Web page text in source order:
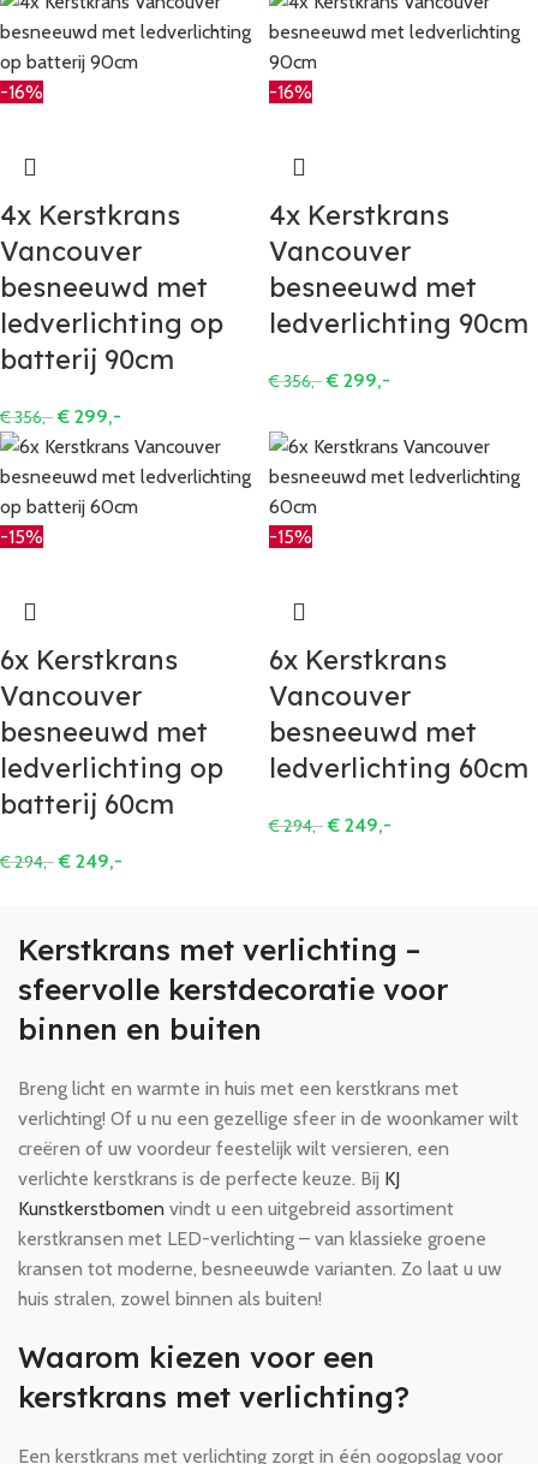
-16%
4x Kerstkrans
Vancouver
besneeuwd met
ledverlichting op
batterij 90cm
€356,- € 299,-
-16%
4x Kerstkrans
Vancouver
besneeuwd met
ledverlichting 90cm
€356,- € 299,-
-15%
6x Kerstkrans
Vancouver
besneeuwd met
ledverlichting op
batterij 60cm
€294,- € 249,-
-15%
6x Kerstkrans
Vancouver
besneeuwd met
ledverlichting 60cm
€294,- € 249,-
Kerstkrans met verlichting –
sfeervolle kerstdecoratie voor
binnen en buiten
Breng licht en warmte in huis met een kerstkrans met
verlichting! Of u nu een gezellige sfeer in de woonkamer wilt
creëren of uw voordeur feestelijk wilt versieren, een
verlichte kerstkrans is de perfecte keuze. Bij KJ
Kunstkerstbomen vindt u een uitgebreid assortiment
kerstkransen met LED-verlichting – van klassieke groene
kransen tot moderne, besneeuwde varianten. Zo laat u uw
huis stralen, zowel binnen als buiten!
Waarom kiezen voor een
kerstkrans met verlichting?
Een kerstkrans met verlichting zorgt in één oogopslag voor